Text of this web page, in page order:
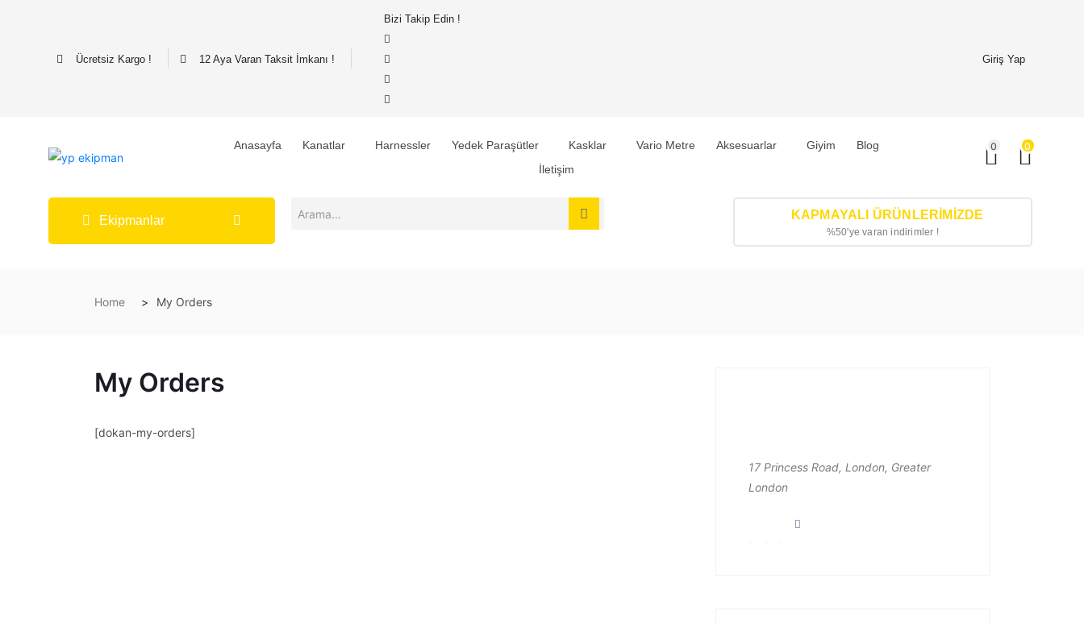
Ücretsiz Kargo ! 12 Aya Varan Taksit İmkanı !
Bizi Takip Edin !
Giriş Yap
Anasayfa Kanatlar Harnessler Yedek Paraşütler Kasklar Vario Metre Aksesuarlar Giyim
Blog
İletişim
0 0
Ekipmanlar KAPMAYALI ÜRÜNLERIMIZDE
%50'ye varan indirimler !
Home My Orders
My Orders
[dokan-my-orders]
17 Princess Road, London, Greater
London